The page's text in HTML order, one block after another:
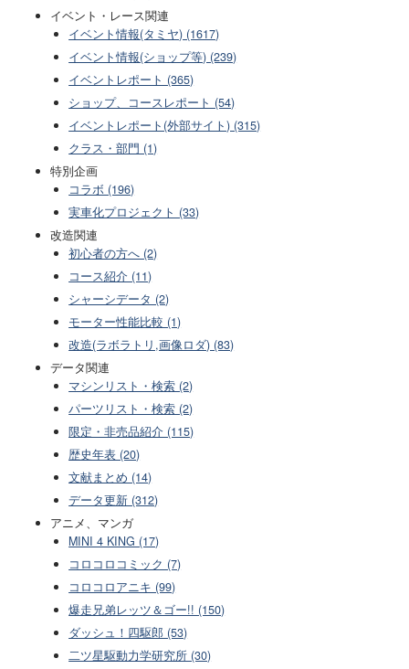
イベント・レース関連
イベント情報(タミヤ) (1617)
イベント情報(ショップ等) (239)
イベントレポート (365)
ショップ、コースレポート (54)
イベントレポート(外部サイト) (315)
クラス・部門 (1)
特別企画
コラボ (196)
実車化プロジェクト (33)
改造関連
初心者の方へ (2)
コース紹介 (11)
シャーシデータ (2)
モーター性能比較 (1)
改造(ラボラトリ,画像ロダ) (83)
データ関連
マシンリスト・検索 (2)
パーツリスト・検索 (2)
限定・非売品紹介 (115)
歴史年表 (20)
文献まとめ (14)
データ更新 (312)
アニメ、マンガ
MINI 4 KING (17)
コロコロコミック (7)
コロコロアニキ (99)
爆走兄弟レッツ＆ゴー!! (150)
ダッシュ！四駆郎 (53)
二ツ星駆動力学研究所 (30)